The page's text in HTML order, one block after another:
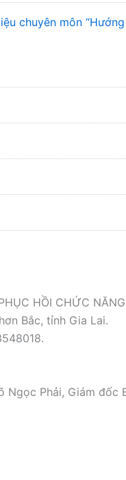
chuyên môn
HỒI CHỨC
Bắc, tỉnh Gia Lai.
Ngọc Phải, Giám đốc